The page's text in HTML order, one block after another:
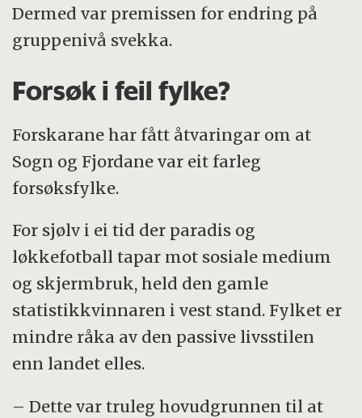
Dermed var premissen for endring på
gruppenivå svekka.
Forsøk i feil fylke?
Forskarane har fått åtvaringar om at
Sogn og Fjordane var eit farleg
forsøksfylke.
For sjølv i ei tid der paradis og
løkkefotball tapar mot sosiale medium
og skjermbruk, held den gamle
statistikkvinnaren i vest stand. Fylket er
mindre råka av den passive livsstilen
enn landet elles.
– Dette var truleg hovudgrunnen til at